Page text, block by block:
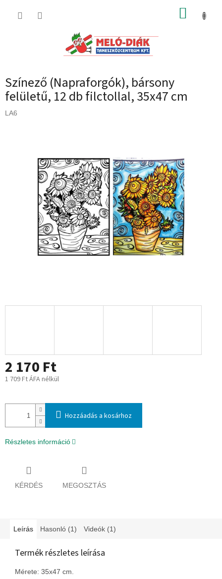
KOSÁR
Színező (Napraforgók), bársony
felületű, 12 db filctollal, 35x47 cm
LA6
2 170 Ft
1 709 Ft ÁFA nélkül
Hozzáadás a kosárhoz
Részletes információ
KÉRDÉS MEGOSZTÁS
Leírás Hasonló (1) Videók (1)
Termék részletes leírása
Mérete: 35x47 cm.